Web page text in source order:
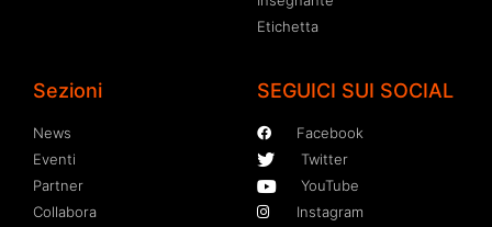
Etichetta
Sezioni
News
Eventi
Partner
Collabora
SEGUICI SUI SOCIAL
Facebook
Twitter
YouTube
Instagram